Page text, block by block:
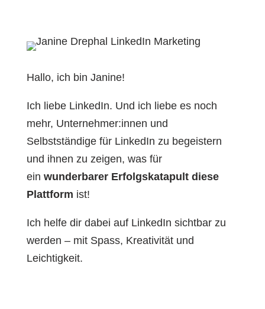
Hallo, ich bin Janine!
Ich liebe LinkedIn. Und ich liebe es noch
mehr, Unternehmer:innen und
Selbstständige für LinkedIn zu begeistern
und ihnen zu zeigen, was für
ein wunderbarer Erfolgskatapult diese
Plattform ist!
Ich helfe dir dabei auf LinkedIn sichtbar zu
werden – mit Spass, Kreativität und
Leichtigkeit.